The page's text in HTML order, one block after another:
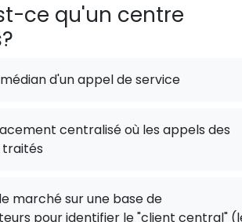
ce qu'un centre
d'un appel de service
centralisé où les appels des
marché sur une base de
pour identifier le "client central"